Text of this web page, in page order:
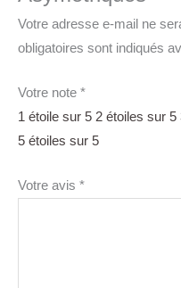
Votre adresse e-mail ne
obligatoires sont indiqués
Votre note *
1 étoile sur 5 2 étoiles sur 5
5 étoiles sur 5
Votre avis *